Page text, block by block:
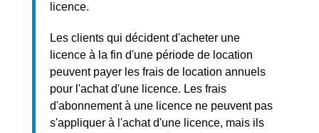
licence.
Les clients qui décident d'acheter une
licence à la fin d'une période de location
peuvent payer les frais de location annuels
pour l'achat d'une licence. Les frais
d'abonnement à une licence ne peuvent pas
s'appliquer à l'achat d'une licence, mais ils